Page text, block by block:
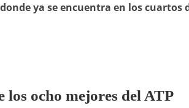
ya se encuentra en los cuartos
ocho mejores del ATP